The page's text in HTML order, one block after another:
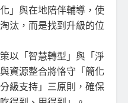
」與在地陪伴輔導，使
汰，而是找到升級的位
以「智慧轉型」與「淨
資源整合將恪守「簡化
級支持」三原則，確保